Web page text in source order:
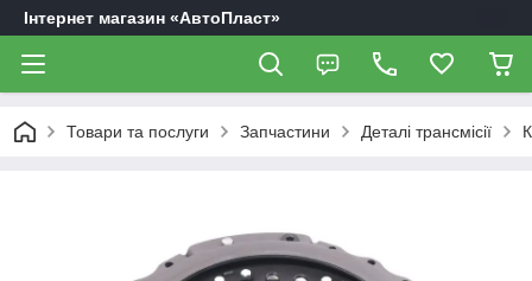
Інтернет магазин «АвтоПласт»
Товари та послуги Запчастини Деталі трансмісії